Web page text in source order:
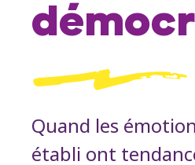
Quand les
établi ont